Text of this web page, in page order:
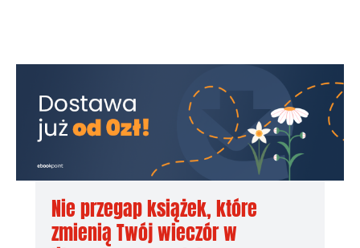
Nie przegap książek, które
zmienią Twój wieczór w